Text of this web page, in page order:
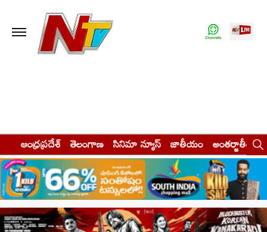
ఆంధ్రప్రదేశ్ తెలంగాణ సినిమా న్యూస్ జాతీయం అంతర్జాతీయం